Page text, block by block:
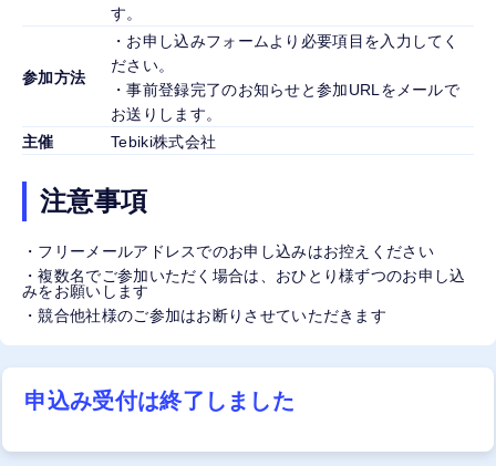
す。
参加方法
・お申し込みフォームより必要項目を入力してく
ださい。
・事前登録完了のお知らせと参加URLをメールで
お送りします。
主催
Tebiki株式会社
注意事項
・フリーメールアドレスでのお申し込みはお控えください
・複数名でご参加いただく場合は、おひとり様ずつのお申し込
みをお願いします
・競合他社様のご参加はお断りさせていただきます
申込み受付は終了しました